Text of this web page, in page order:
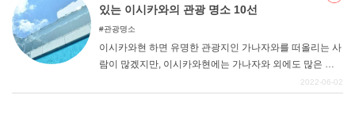
스타그램에 올리기 좋은 명소와 체험 명소가 즐비한 가타
야마즈 온천에 가면 혼잡을 피해 평소와는 다른 이시카와
있는 이시카와의 관광 명소 10선
관광명소
이시카와현 하면 유명한 관광지인 가나자와를 떠올리는 사
람이 많겠지만, 이시카와현에는 가나자와 외에도 많은 관
광 명소가 있다. 이번에는 가나자와뿐만 아니라 이시카와
2022-06-02